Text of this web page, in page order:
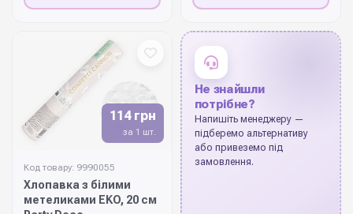
114 грн
за 1 шт.
Код товару: 9990055
Хлопавка з білими
метеликами EKO, 20 см
Не знайшли
потрібне?
Напишіть менеджеру —
підберемо альтернативу
або привеземо під
замовлення.